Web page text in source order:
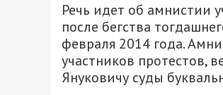
Речь идет об амнистии
после бегства
февраля 2014 года.
участников протестов,
Януковичу суды